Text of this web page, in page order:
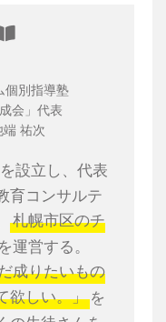
個別指導塾
成会」代表
端 祐次
設立し、代表
育コンサルテ
札幌市区のチ
を運営する。
成りたいもの
欲しい。」 を